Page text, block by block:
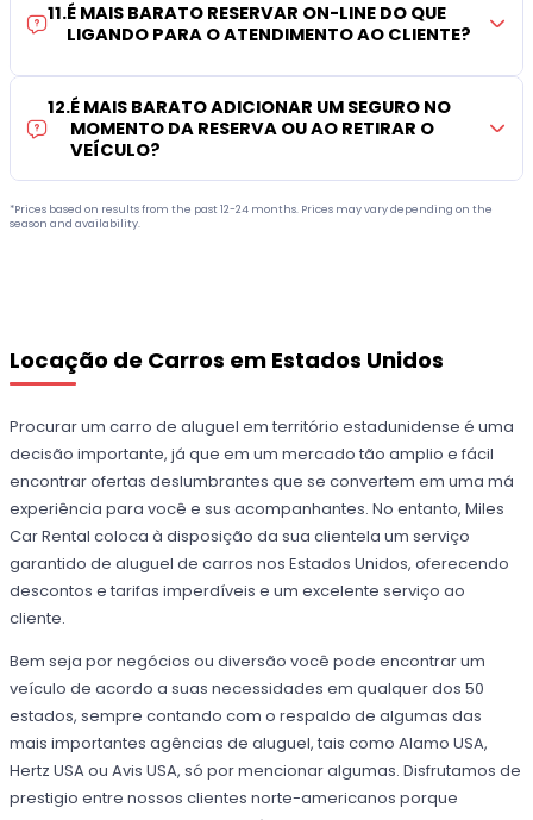
11.É MAIS BARATO RESERVAR ON-LINE DO QUE
LIGANDO PARA O ATENDIMENTO AO CLIENTE?
12.É MAIS BARATO ADICIONAR UM SEGURO NO
MOMENTO DA RESERVA OU AO RETIRAR O
VEÍCULO?
*Prices based on results from the past 12-24 months. Prices may vary depending on the
season and availability.
Locação de Carros em Estados Unidos
Procurar um carro de aluguel em território estadunidense é uma
decisão importante, já que em um mercado tão amplio e fácil
encontrar ofertas deslumbrantes que se convertem em uma má
experiência para você e sus acompanhantes. No entanto, Miles
Car Rental coloca à disposição da sua clientela um serviço
garantido de aluguel de carros nos Estados Unidos, oferecendo
descontos e tarifas imperdíveis e um excelente serviço ao
cliente.
Bem seja por negócios ou diversão você pode encontrar um
veículo de acordo a suas necessidades em qualquer dos 50
estados, sempre contando com o respaldo de algumas das
mais importantes agências de aluguel, tais como Alamo USA,
Hertz USA ou Avis USA, só por mencionar algumas. Disfrutamos de
prestigio entre nossos clientes norte-americanos porque